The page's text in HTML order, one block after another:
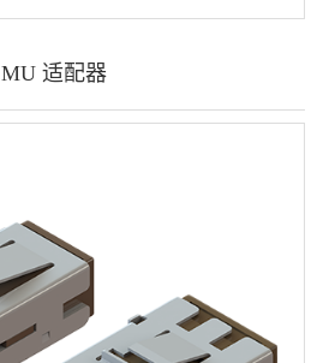
MU 适配器